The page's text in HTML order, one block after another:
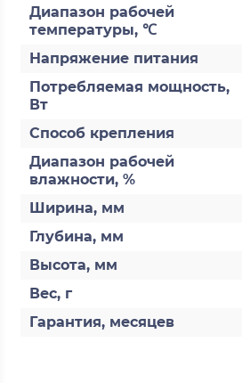
Диапазон рабочей
температуры, ℃
Напряжение питания
Потребляемая мощность,
Вт
Способ крепления
Диапазон рабочей
влажности, %
Ширина, мм
Глубина, мм
Высота, мм
Вес, г
Гарантия, месяцев